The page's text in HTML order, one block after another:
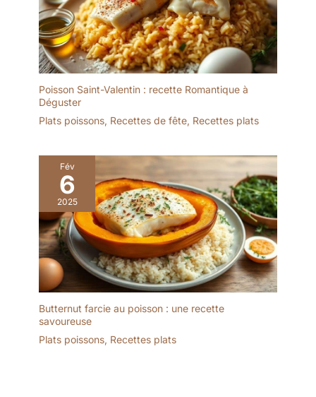
CONFORMITÉ À
L'INDUCTION |
L'émaillage recouvre
également le fond de la
cocotte, ce qui la rend
conforme non seulement
et électriques, mais aussi
pour les cuisinières
induction.
Poisson Saint-Valentin : recette Romantique à
Déguster
Plats poissons, Recettes de fête, Recettes plats
Fév
6
2025
Butternut farcie au poisson : une recette
savoureuse
Plats poissons, Recettes plats